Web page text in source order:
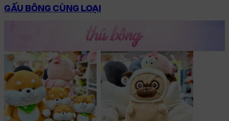
GẤU BÔNG CÙNG LOẠI